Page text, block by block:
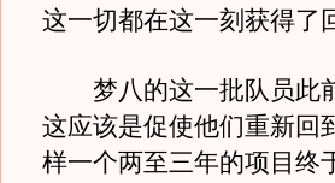
这一切都在这一刻获得了
梦八的这一批队员此
这应该是促使他们重新回
样一个两至三年的项目终